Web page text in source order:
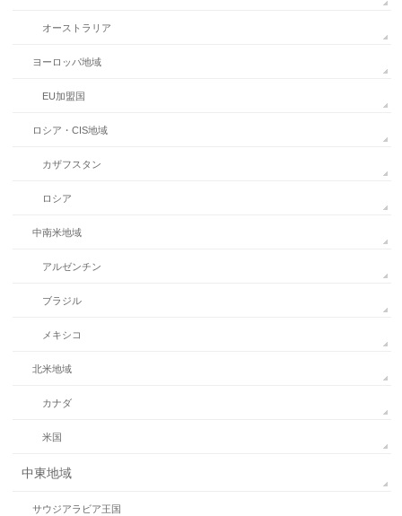
オーストラリア
ヨーロッパ地域
EU加盟国
ロシア・CIS地域
カザフスタン
ロシア
中南米地域
アルゼンチン
ブラジル
メキシコ
北米地域
カナダ
米国
中東地域
サウジアラビア王国